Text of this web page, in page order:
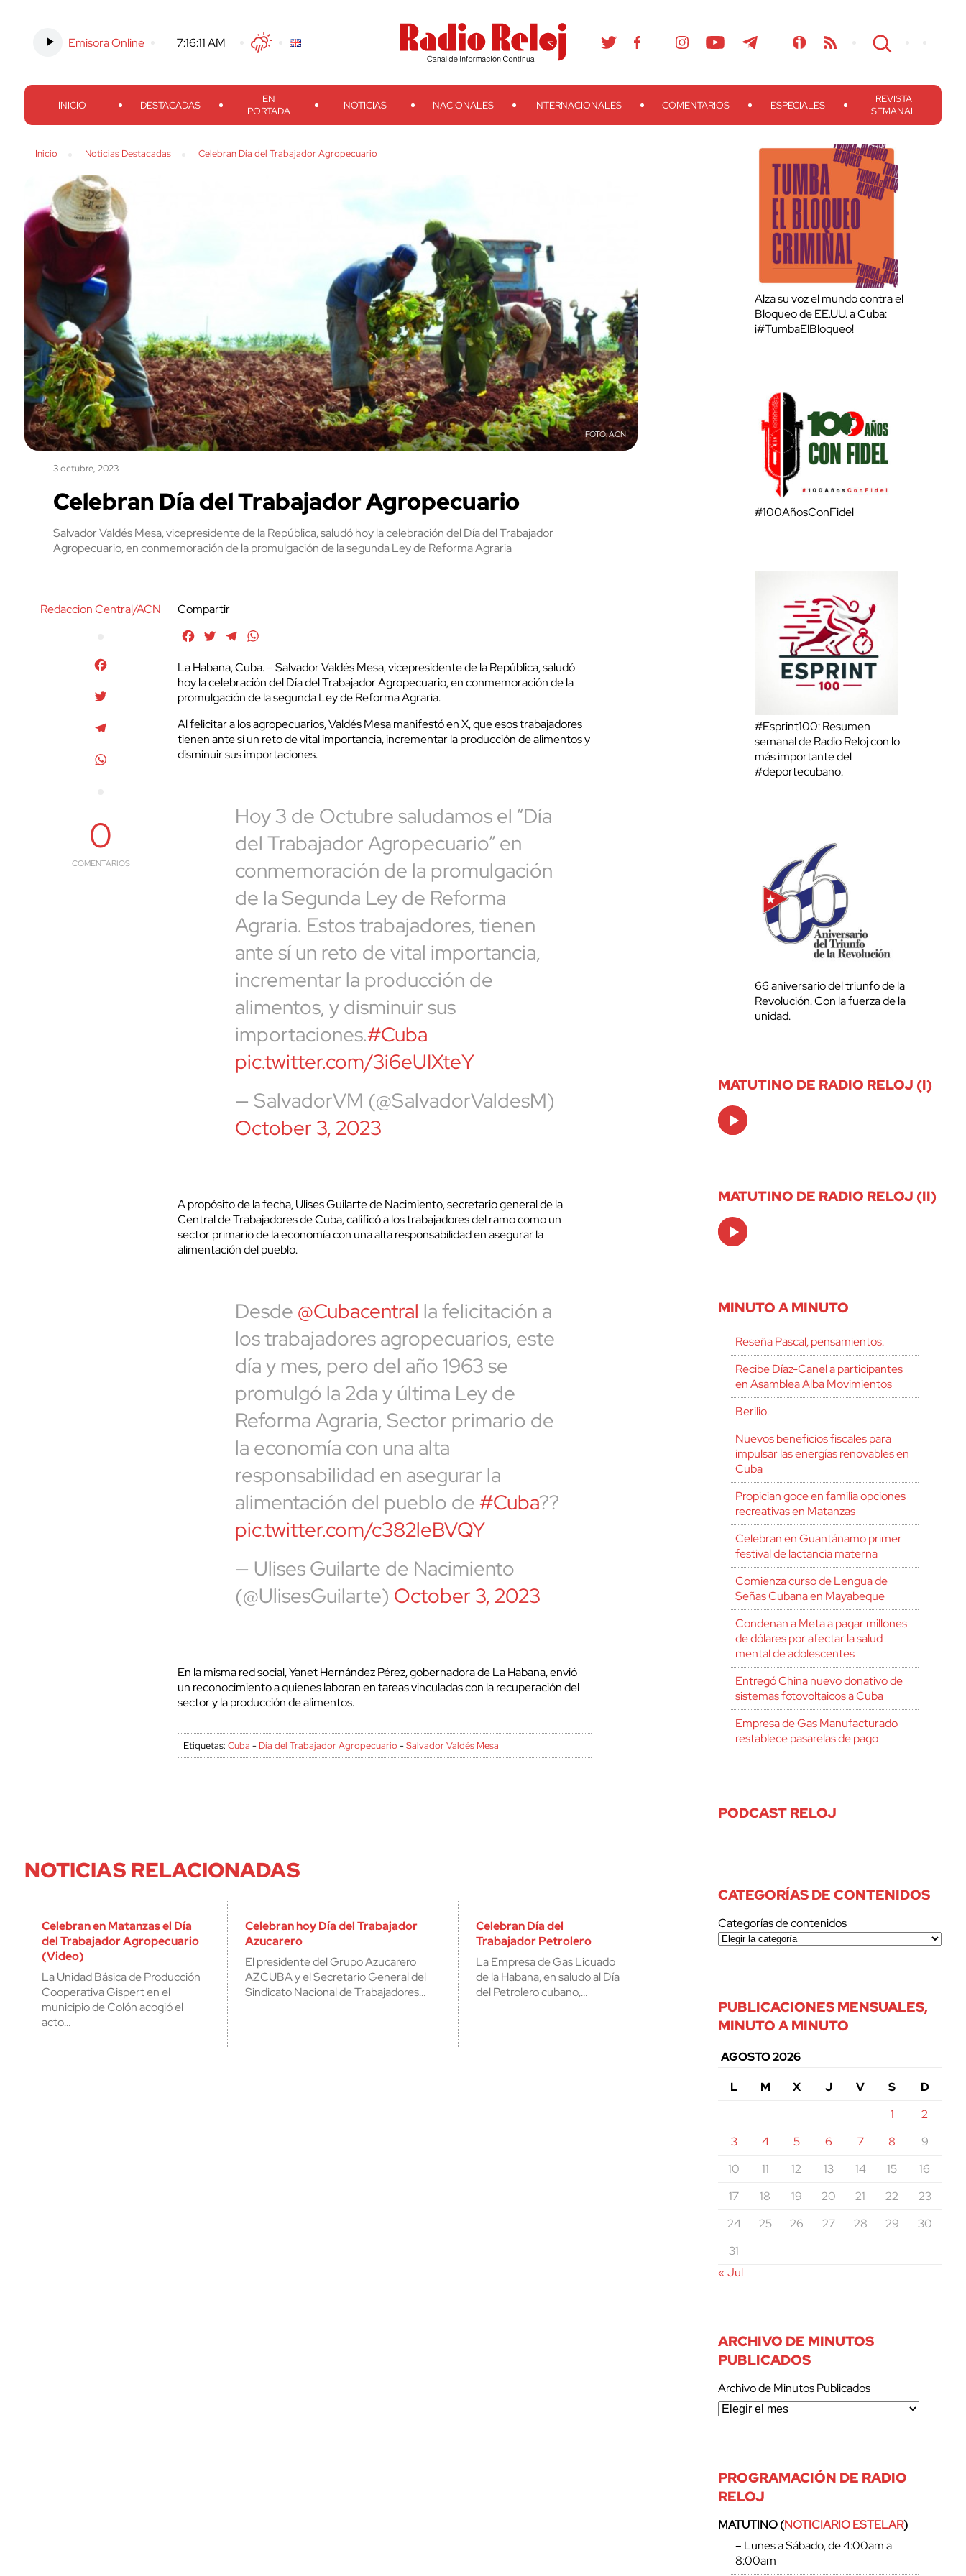
Emisora Online 7:16:12 AM TwitterFacebook
Threads
Instagram TelegramTeveo Ivoox RSS Search
INICIO DESTACADAS
EN
PORTADA
NOTICIAS NACIONALES INTERNACIONALES COMENTARIOS ESPECIALES
REVISTA
SEMANAL
Inicio Noticias Destacadas Celebran Día del Trabajador Agropecuario
ACN
3 octubre, 2023
Celebran Día del Trabajador Agropecuario
Salvador Valdés Mesa, vicepresidente de la República, saludó hoy la celebración del Día del Trabajador
Agropecuario, en conmemoración de la promulgación de la segunda Ley de Reforma Agraria
Redaccion Central/ACN
0
COMENTARIOS
Compartir
FacebookTwitterTelegram
La Habana, Cuba. – Salvador Valdés Mesa, vicepresidente de la República, saludó
hoy la celebración del Día del Trabajador Agropecuario, en conmemoración de la
promulgación de la segunda Ley de Reforma Agraria.
Al felicitar a los agropecuarios, Valdés Mesa manifestó en X, que esos trabajadores
tienen ante sí un reto de vital importancia, incrementar la producción de alimentos y
disminuir sus importaciones.
Hoy 3 de Octubre saludamos el “Día
del Trabajador Agropecuario” en
conmemoración de la promulgación
de la Segunda Ley de Reforma
Agraria. Estos trabajadores, tienen
ante sí un reto de vital importancia,
incrementar la producción de
alimentos, y disminuir sus
importaciones.#Cuba
pic.twitter.com/3i6eUIXteY
— SalvadorVM (@SalvadorValdesM)
October 3, 2023
A propósito de la fecha, Ulises Guilarte de Nacimiento, secretario general de la
Central de Trabajadores de Cuba, calificó a los trabajadores del ramo como un
sector primario de la economía con una alta responsabilidad en asegurar la
alimentación del pueblo.
Desde @Cubacentral la felicitación a
los trabajadores agropecuarios, este
día y mes, pero del año 1963 se
promulgó la 2da y última Ley de
Reforma Agraria, Sector primario de
la economía con una alta
responsabilidad en asegurar la
alimentación del pueblo de#Cuba??
pic.twitter.com/c382leBVQY
— Ulises Guilarte de Nacimiento
(@UlisesGuilarte) October 3, 2023
En la misma red social, Yanet Hernández Pérez, gobernadora de La Habana, envió
un reconocimiento a quienes laboran en tareas vinculadas con la recuperación del
sector y la producción de alimentos.
Etiquetas:Cuba - Día del Trabajador Agropecuario -Salvador Valdés Mesa
NOTICIAS RELACIONADAS
Celebran en Matanzas el Día
del Trabajador Agropecuario
(Video)
La Unidad Básica de Producción
Cooperativa Gispert en el
municipio de Colón acogió el
acto…
Celebran hoy Día del Trabajador
Azucarero
El presidente del Grupo Azucarero
AZCUBA y el Secretario General del
Sindicato Nacional de Trabajadores…
Celebran Día del
Trabajador Petrolero
La Empresa de Gas Licuado
de la Habana, en saludo al Día
del Petrolero cubano,…
Alza su voz el mundo contra el
Bloqueo de EE.UU. a Cuba:
¡#TumbaElBloqueo!
#100AñosConFidel
#Esprint100: Resumen
semanal de Radio Reloj con lo
más importante del
#deportecubano.
66 aniversario del triunfo de la
Revolución. Con la fuerza de la
unidad.
MATUTINO DE RADIO RELOJ (I)
Audio
Player
MATUTINO DE RADIO RELOJ (II)
Audio
Player
MINUTO A MINUTO
Reseña Pascal, pensamientos.
Recibe Díaz-Canel a participantes
en Asamblea Alba Movimientos
Berilio.
Nuevos beneficios fiscales para
impulsar las energías renovables en
Cuba
Propician goce en familia opciones
recreativas en Matanzas
Celebran en Guantánamo primer
festival de lactancia materna
Comienza curso de Lengua de
Señas Cubana en Mayabeque
Condenan a Meta a pagar millones
de dólares por afectar la salud
mental de adolescentes
Entregó China nuevo donativo de
sistemas fotovoltaicos a Cuba
Empresa de Gas Manufacturado
restablece pasarelas de pago
PODCAST RELOJ
CATEGORÍAS DE CONTENIDOS
Categorías de contenidos
PUBLICACIONES MENSUALES,
MINUTO A MINUTO
AGOSTO 2026
L
M X J V S
D
1
2
3
4 5 6 7 8
9
10
11 12 13 14 15
16
17
18 19 20 21 22
23
24
25 26 27 28 29
30
31
« Jul
ARCHIVO DE MINUTOS
PUBLICADOS
Archivo de Minutos Publicados
PROGRAMACIÓN DE RADIO
RELOJ
MATUTINO (NOTICIARIO ESTELAR)
– Lunes a Sábado, de 4:00am a
8:00am